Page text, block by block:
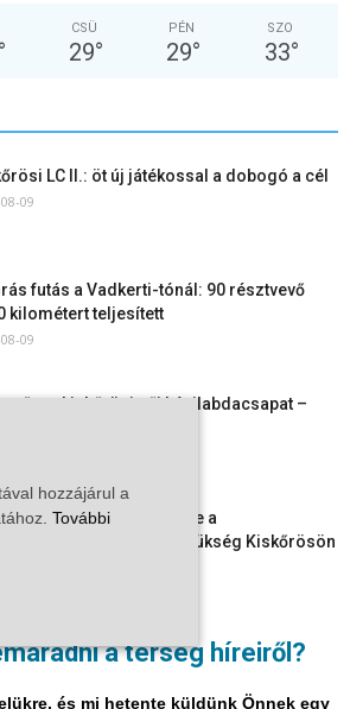
a térség híreiről?
és mi hetente küldünk Önnek egy
°
CSÜ
29°
PÉN
29°
SZO
33°
LC II.: öt új játékossal a dobogó a cél
09
futás a Vadkerti-tónál: 90 résztvevő
kilométert teljesített
09
a kiskőrösi női kézilabdacsapat –
08
állásajánlatok: ezekre a
van most szükség Kiskőrösön
07
Dávid: már ősszel újraindulhat a
a Budapest–Belgrád
hozzájárul a
További